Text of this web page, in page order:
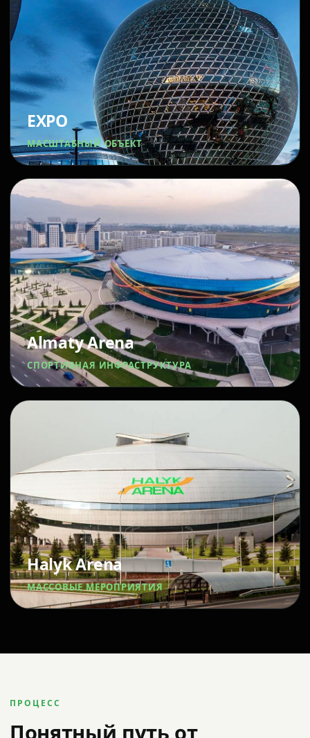
EXPO
МАСШТАБНЫЙ ОБЪЕКТ
Almaty Arena
СПОРТИВНАЯ ИНФРАСТРУКТУРА
Halyk Arena
МАССОВЫЕ МЕРОПРИЯТИЯ
ПРОЦЕСС
Понятный путь от